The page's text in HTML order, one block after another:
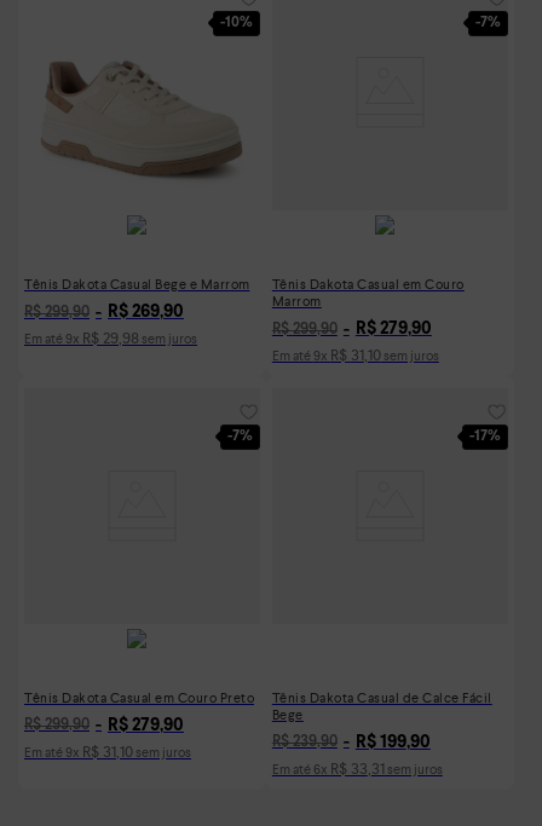
-10%
Tênis Dakota Casual Bege e Marrom
R$ 299,90 R$ 269,90
Em até 9x R$ 29,98 sem juros
-7%
Tênis Dakota Casual em Couro
Marrom
R$ 299,90 R$ 279,90
Em até 9x R$ 31,10sem juros
-7%
Tênis Dakota Casual em Couro Preto
R$ 299,90 R$ 279,90
Em até 9x R$ 31,10 sem juros
-17%
Tênis Dakota Casual de Calce Fácil
Bege
R$ 239,90 R$ 199,90
Em até 6x R$ 33,31 sem juros